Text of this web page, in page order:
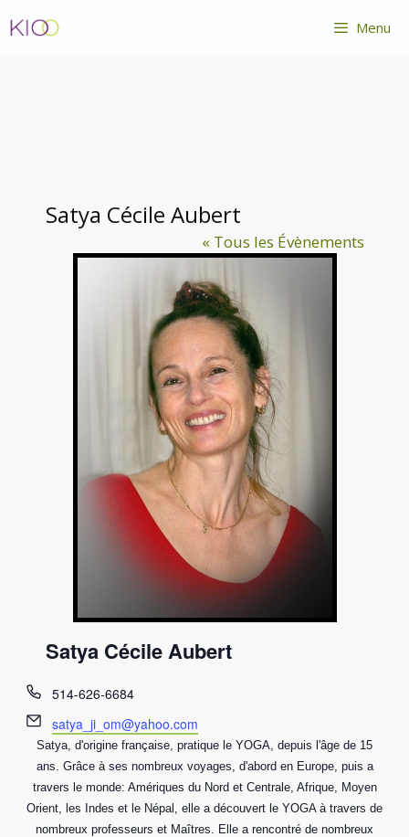
au
Menu
Satya Cécile Aubert
« Tous les Évènements
Satya Cécile Aubert
T
l
é
p
h
o
n
514-626-6684
E
m
a
i
satya_ji_om@yahoo.com
Satya, d'origine française, pratique le YOGA, depuis l'âge de 15
ans. Grâce à ses nombreux voyages, d'abord en Europe, puis a
travers le monde: Amériques du Nord et Centrale, Afrique, Moyen
Orient, les Indes et le Népal, elle a découvert le YOGA à travers de
nombreux professeurs et Maîtres. Elle a rencontré de nombreux